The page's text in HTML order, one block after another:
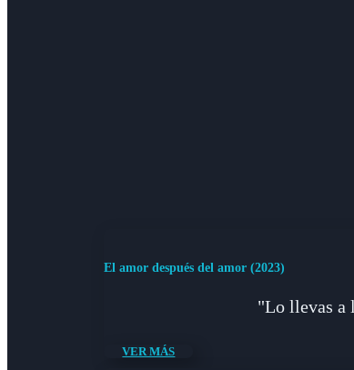
El amor después del amor (2023)
"Lo llevas a
VER MÁS